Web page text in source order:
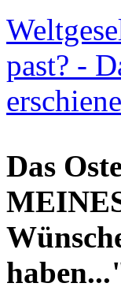
past? -
Das